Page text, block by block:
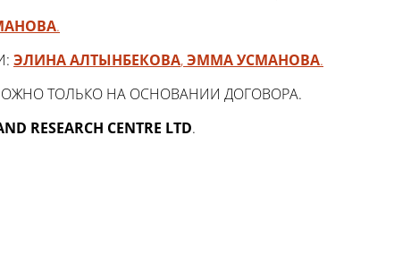
.
ЭЛИНА АЛТЫНБЕКОВА,ЭММА УСМАНОВА.
ТОЛЬКО НА ОСНОВАНИИ ДОГОВОРА.
RESEARCH CENTRE LTD.